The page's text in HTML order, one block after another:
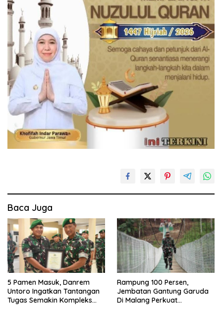
Baca Juga
5 Pamen Masuk, Danrem
Untoro Ingatkan Tantangan
Tugas Semakin Kompleks
Rampung 100 Persen,
Jembatan Gantung Garuda
Di Malang Perkuat